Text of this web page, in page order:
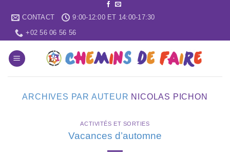
content
CONTACT
9:00-12:00 ET 14:00-17:30
+02 56 06 56 56
ARCHIVES PAR AUTEUR NICOLAS PICHON
ACTIVITÉS ET SORTIES
Vacances d’automne